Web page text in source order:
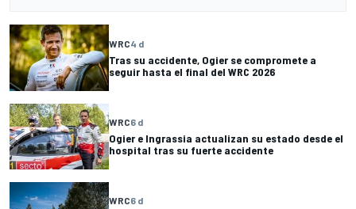
WRC4 d
Tras su accidente, Ogier se compromete a
seguir hasta el final del WRC 2026
WRC6 d
Ogier e Ingrassia actualizan su estado desde el
hospital tras su fuerte accidente
WRC6 d